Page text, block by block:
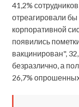
41,2%
отреагировали бы
корпоративной
появились
вакцинирован",
безразлично, а
26,7%